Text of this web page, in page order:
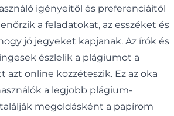
igényeitől és preferenciáitól
a feladatokat, az esszéket és
jó jegyeket kapjanak. Az írók és
észlelik a plágiumot a
azt online közzéteszik. Ez az oka
a legjobb plágium-
megoldásként a papírom